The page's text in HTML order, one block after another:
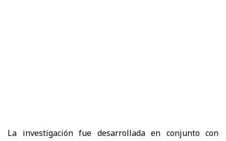
La investigación fue desarrollada en conjunto con